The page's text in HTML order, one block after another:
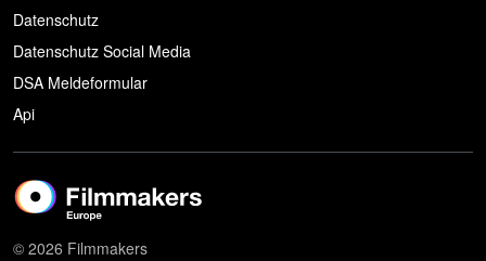
Datenschutz
Datenschutz Social Media
DSA Meldeformular
Api
© 2026 Filmmakers